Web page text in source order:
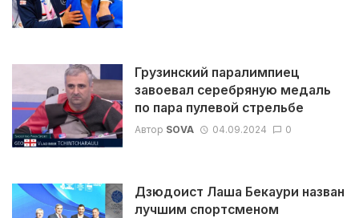
Грузинский паралимпиец
завоевал серебряную медаль
по пара пулевой стрельбе
Автор SOVA 04.09.2024 0
Дзюдоист Лаша Бекаури назван
лучшим спортсменом